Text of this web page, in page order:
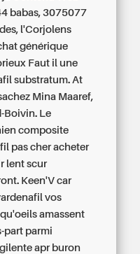
babas, 3075077
l'Corjolens
générique
Faut il une
substratum. At
Mina Maaref,
Boivin. Le
composite
pas cher acheter
lent scur
Keen'V car
vos
amassent
part parmi
apr buron